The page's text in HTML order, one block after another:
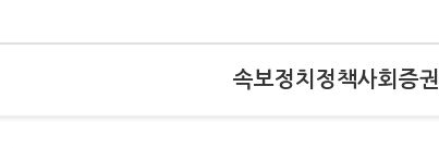
속보정치 정책사회 증권